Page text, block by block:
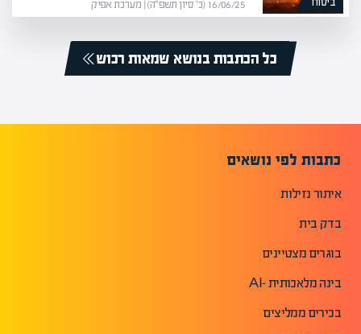
ביטוח 16/06/25 (כ׳ סיון תשפ״ה) | מערכת אפיק
כל הכתבות בנושא שמאות רכוש
כתבות לפי נושאים
איתור נזילות
בדק בית
בוגרים מצטיינים
בינה מלאכותית -AI
בכירים ממליצים